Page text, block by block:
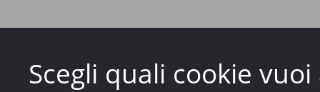
Scegli quali cookie